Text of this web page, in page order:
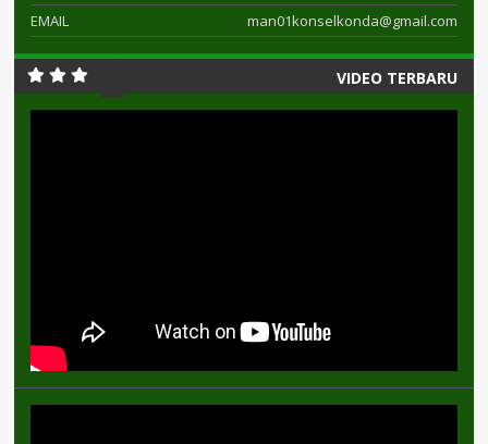
EMAIL
man01konselkonda@gmail.com
VIDEO TERBARU